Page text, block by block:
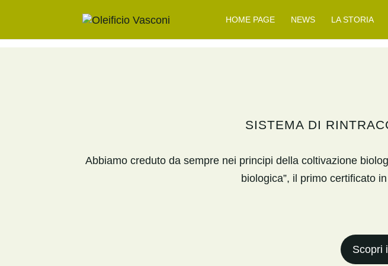
HOME PAGE NEWS LA STORIA
SISTEMA DI
Abbiamo creduto da sempre nei principi della coltivazione
biologica”, il primo certificato
Scopri